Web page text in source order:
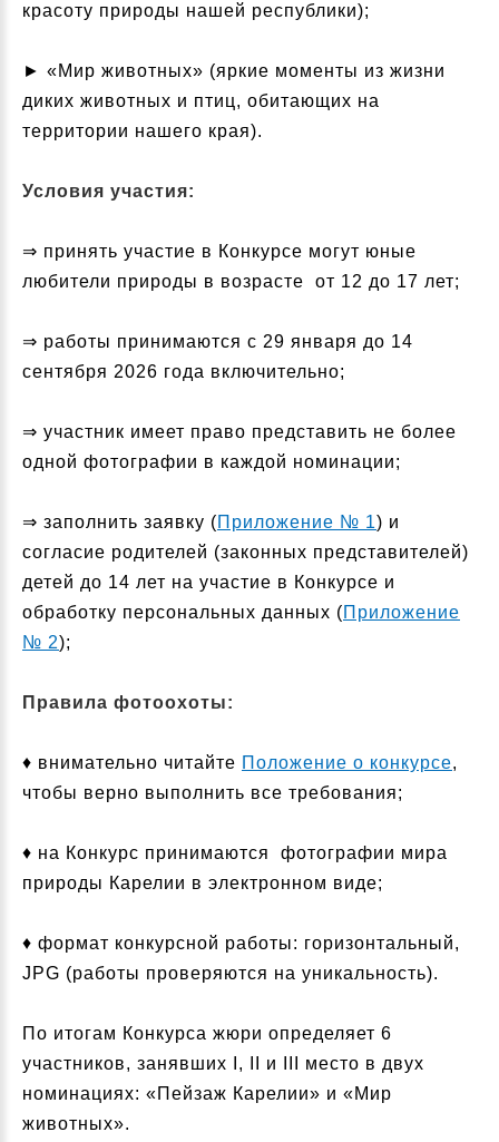
красоту природы нашей республики);
► «Мир животных» (яркие моменты из жизни
диких животных и птиц, обитающих на
территории нашего края).
Условия участия:
⇒ принять участие в Конкурсе могут юные
любители природы в возрасте от 12 до 17 лет;
⇒ работы принимаются с 29 января до 14
сентября 2026 года включительно;
⇒ участник имеет право представить не более
одной фотографии в каждой номинации;
⇒ заполнить заявку (Приложение № 1) и
согласие родителей (законных представителей)
детей до 14 лет на участие в Конкурсе и
обработку персональных данных (Приложение
№ 2);
Правила фотоохоты:
♦ внимательно читайте Положение о конкурсе,
чтобы верно выполнить все требования;
♦ на Конкурс принимаются фотографии мира
природы Карелии в электронном виде;
♦ формат конкурсной работы: горизонтальный,
JPG (работы проверяются на уникальность).
По итогам Конкурса жюри определяет 6
участников, занявших I, II и III место в двух
номинациях: «Пейзаж Карелии» и «Мир
животных».